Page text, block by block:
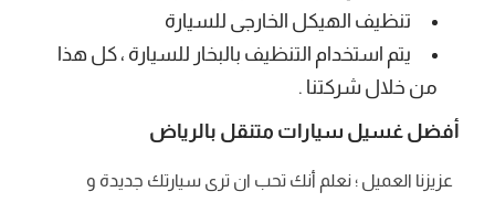
تنظيف الهيكل الخارجى للسيارة
يتم استخدام التنظيف بالبخار للسيارة ، كل هذا
من خلال شركتنا .
أفضل غسيل سيارات متنقل بالرياض
عزيزنا العميل ؛ نعلم أنك تحب ان ترى سيارتك جديدة و